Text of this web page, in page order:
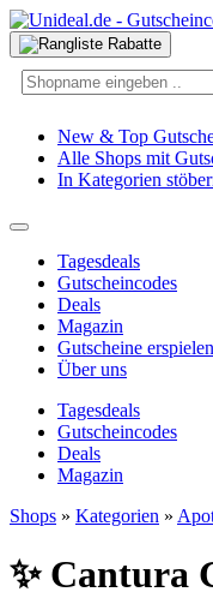
New & Top
Alle Shops mit
In Kategorien
Tagesdeals
Gutscheincodes
Deals
Magazin
Gutscheine erspielen
Über uns
Tagesdeals
Gutscheincodes
Deals
Magazin
Shops » Kategorien »
✨ Cantura